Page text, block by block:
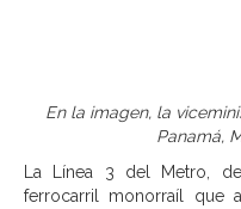
En la imagen, la
Panamá,
La Línea 3 del Metro,
ferrocarril monorraíl que